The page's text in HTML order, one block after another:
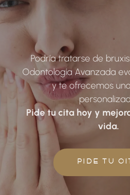
Podría tratarse de
Odontología Avanzada
y te ofrecemos
Pide tu cita hoy y
vida.
PIDE TU